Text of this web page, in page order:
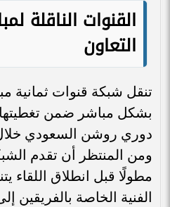
القنوات الناقلة
التعاون
تنقل شبكة قنوات ثمانية
بشكل مباشر ضمن
دوري روشن السعودي
ومن المنتظر أن تقدم
مطولًا قبل انطلاق اللقاء
الفنية الخاصة بالفريقين